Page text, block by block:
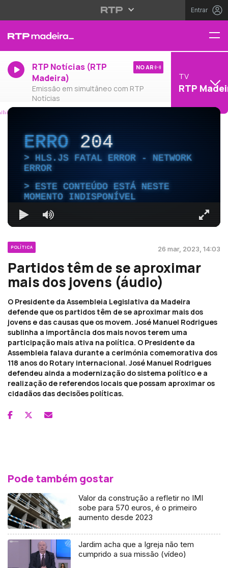
Entrar
RTP Notícias (RTP
Madeira)
Emissão em simultâneo com RTP
Notícias
NO AR
TV
RTP
ERRO204
HLS.JS FATAL ERROR - NETWORK
ERROR
ESTE CONTEÚDO ESTÁ NESTE
MOMENTO INDISPONÍVEL
POLÍTICA 26 mar, 2023, 14:03
Partidos têm de se aproximar
mais dos jovens (áudio)
O Presidente da Assembleia Legislativa da Madeira
defende que os partidos têm de se aproximar mais dos
jovens e das causas que os movem. José Manuel Rodrigues
sublinha a importância dos mais novos terem uma
participação mais ativa na política. O Presidente da
Assembleia falava durante a cerimónia comemorativa dos
118 anos do Rotary internacional. José Manuel Rodrigues
defendeu ainda a modernização do sistema político e a
realização de referendos locais que possam aproximar os
cidadãos das decisões políticas.
Pode também gostar
Valor da construção a refletir no IMI
sobe para 570 euros, é o primeiro
aumento desde 2023
Jardim acha que a Igreja não tem
cumprido a sua missão (vídeo)